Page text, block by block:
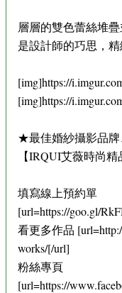
層層的雙色蕾絲堆
是設計師的巧思，
[img]https://
[img]https://
★最佳婚紗攝影品
【IRQUI艾薇時尚精
填寫線上預約單
[url=https://goo.gl/
看更多作品
works/[/url]
粉絲專頁
[url=https://